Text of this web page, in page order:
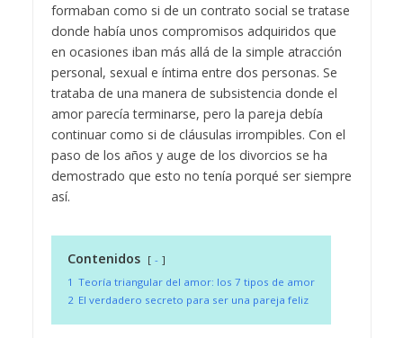
formaban como si de un contrato social se tratase
donde había unos compromisos adquiridos que
en ocasiones iban más allá de la simple atracción
personal, sexual e íntima entre dos personas. Se
trataba de una manera de subsistencia donde el
amor parecía terminarse, pero la pareja debía
continuar como si de cláusulas irrompibles. Con el
paso de los años y auge de los divorcios se ha
demostrado que esto no tenía porqué ser siempre
así.
Contenidos
-
1 Teoría triangular del amor: los 7 tipos de amor
2 El verdadero secreto para ser una pareja feliz